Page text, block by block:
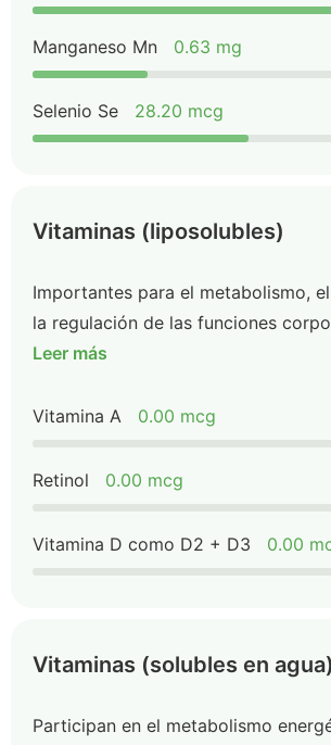
Manganeso Mn 0.63 mg
Selenio Se 28.20 mcg
Vitaminas (liposolubles)
Importantes para el metabolismo,
la regulación de las funciones
Leer más
Vitamina A 0.00 mcg
Retinol 0.00 mcg
Vitamina D como D2 + D3 0.00
Vitaminas (solubles en agua)
Participan en el metabolismo